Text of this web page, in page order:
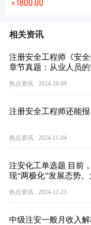
￥ 1800.00
相关资讯
注册安全工程师《安
章节真题：从业人员
热点资讯 · 2024-10-09
注册安全工程师还能报
热点资讯 · 2024-11-04
注安化工单选题 目前
现“两极化”发展态势
热点资讯 · 2024-12-23
中级注安一般月收入